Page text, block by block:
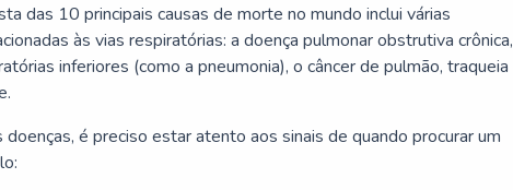
das 10 principais causas de morte no mundo inclui várias
às vias respiratórias: a doença pulmonar obstrutiva crônica,
inferiores (como a pneumonia), o câncer de pulmão, traqueia
é preciso estar atento aos sinais de quando procurar um